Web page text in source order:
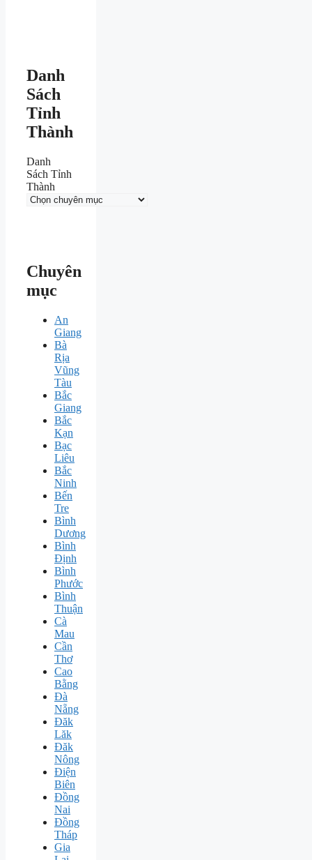
Danh
Sách
Tỉnh
Thành
Danh
Sách Tỉnh
Thành
Chuyên
mục
An
Giang
Bà
Rịa
Vũng
Tàu
Bắc
Giang
Bắc
Kạn
Bạc
Liêu
Bắc
Ninh
Bến
Tre
Bình
Dương
Bình
Định
Bình
Phước
Bình
Thuận
Cà
Mau
Cần
Thơ
Cao
Bằng
Đà
Nẵng
Đăk
Lăk
Đăk
Nông
Điện
Biên
Đồng
Nai
Đồng
Tháp
Gia